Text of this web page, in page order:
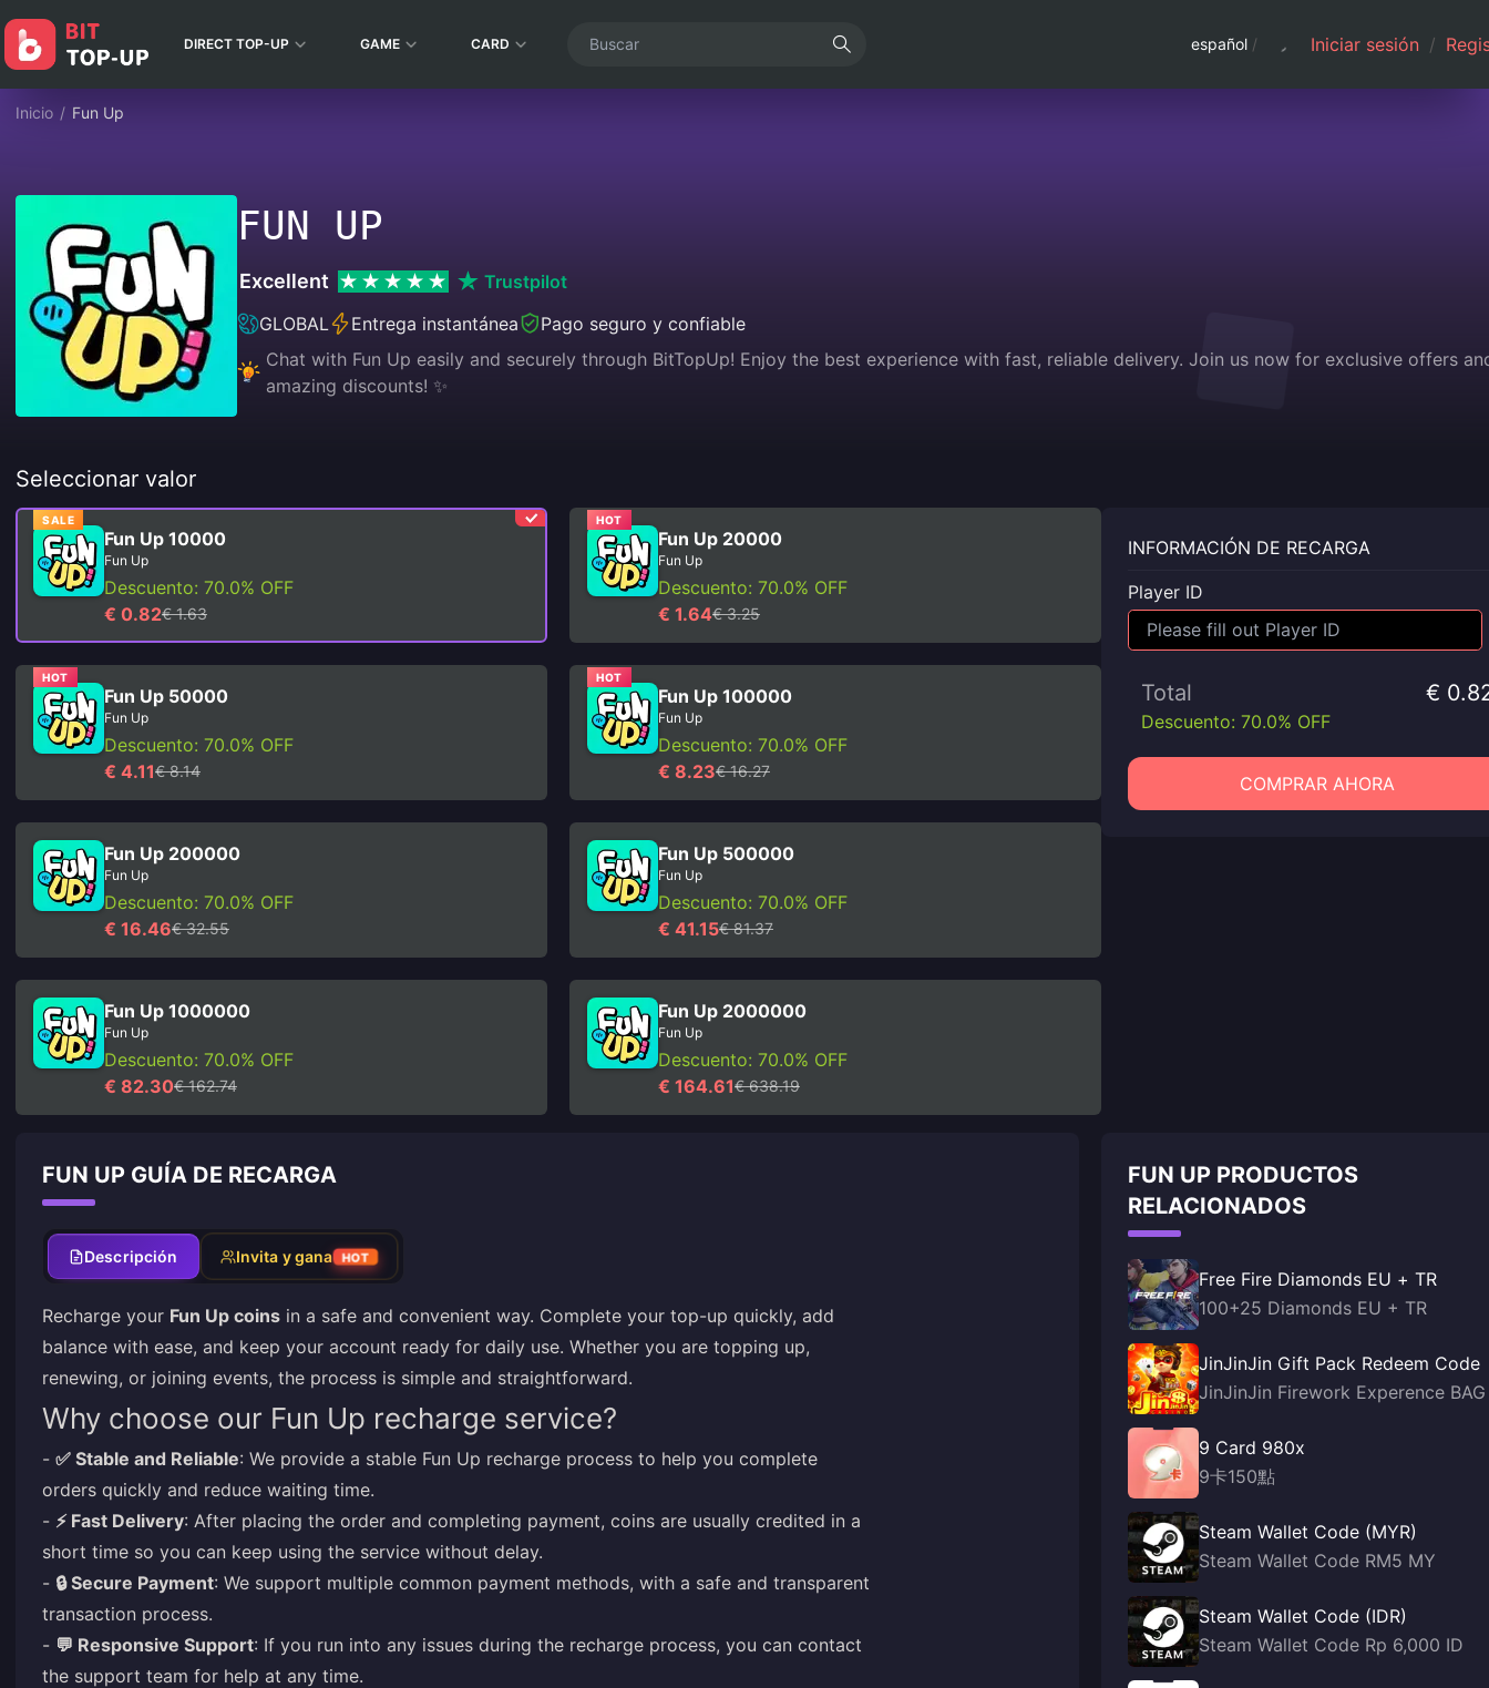
DIRECT TOP-UP GAME CARD español / Iniciar sesión /
Inicio / Fun Up
FUN UP
Excellent
Trustpilot
GLOBAL
Entrega instantánea
Pago seguro y confiable
Chat with Fun Up easily and securely through BitTopUp! Enjoy the best experience with fast, reliable delivery. Join us now for exclusive offers
amazing discounts! ✨
Seleccionar valor
SALE
Fun Up 10000
Fun Up
Descuento: 70.0% OFF
€ 0.82€ 1.63
HOT
Fun Up 20000
Fun Up
Descuento: 70.0% OFF
€ 1.64€ 3.25
HOT
Fun Up 50000
Fun Up
Descuento: 70.0% OFF
€ 4.11€ 8.14
HOT
Fun Up 100000
Fun Up
Descuento: 70.0% OFF
€ 8.23€ 16.27
Fun Up 200000
Fun Up
Descuento: 70.0% OFF
€ 16.46€ 32.55
Fun Up 500000
Fun Up
Descuento: 70.0% OFF
€ 41.15€ 81.37
Fun Up 1000000
Fun Up
Descuento: 70.0% OFF
€ 82.30€ 162.74
Fun Up 2000000
Fun Up
Descuento: 70.0% OFF
€ 164.61€ 638.19
INFORMACIÓN DE RECARGA
Player ID
Total €
Descuento: 70.0% OFF
COMPRAR AHORA
FUN UP GUÍA DE RECARGA
Descripción Invita y gana HOT
Recharge your Fun Up coins in a safe and convenient way. Complete your top-up quickly, add
balance with ease, and keep your account ready for daily use. Whether you are topping up,
renewing, or joining events, the process is simple and straightforward.
Why choose our Fun Up recharge service?
- ✅ Stable and Reliable: We provide a stable Fun Up recharge process to help you complete
orders quickly and reduce waiting time.
- ⚡ Fast Delivery: After placing the order and completing payment, coins are usually credited in a
short time so you can keep using the service without delay.
- 🔒 Secure Payment: We support multiple common payment methods, with a safe and transparent
transaction process.
- 💬 Responsive Support: If you run into any issues during the recharge process, you can contact
the support team for help at any time.
FUN UP PRODUCTOS
RELACIONADOS
Free Fire Diamonds EU + TR
100+25 Diamonds EU + TR
JinJinJin Gift Pack Redeem Code
JinJinJin Firework Experence BAG
9 Card 980x
9卡150點
Steam Wallet Code (MYR)
Steam Wallet Code RM5 MY
Steam Wallet Code (IDR)
Steam Wallet Code Rp 6,000 ID